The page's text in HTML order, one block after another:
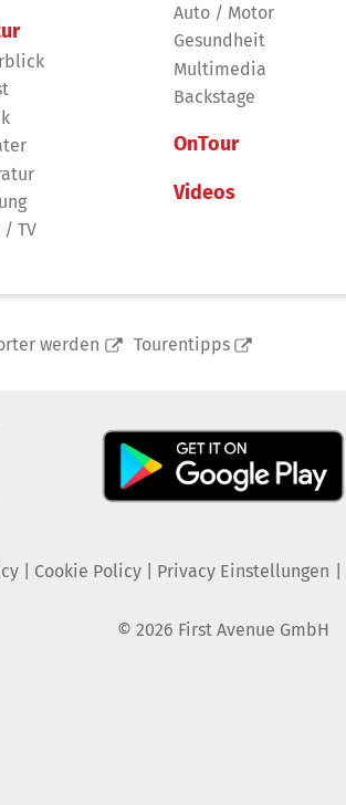
/ TV
Auto / Motor
Gesundheit
Multimedia
Backstage
OnTour
Videos
werden Tourentipps
| Cookie Policy| Privacy Einstellungen
© 2026 First Avenue GmbH